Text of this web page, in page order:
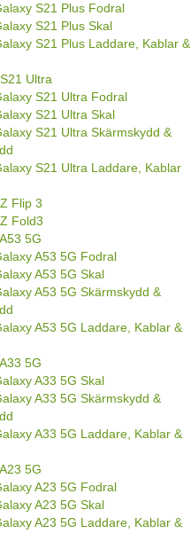
S21 Plus Fodral
S21 Plus Skal
S21 Plus Laddare, Kablar &
Ultra
S21 Ultra Fodral
S21 Ultra Skal
S21 Ultra Skärmskydd &
S21 Ultra Laddare, Kablar
Flip 3
Fold3
5G
A53 5G Fodral
A53 5G Skal
A53 5G Skärmskydd &
A53 5G Laddare, Kablar &
5G
A33 5G Skal
A33 5G Skärmskydd &
A33 5G Laddare, Kablar &
5G
A23 5G Fodral
A23 5G Skal
A23 5G Laddare, Kablar &